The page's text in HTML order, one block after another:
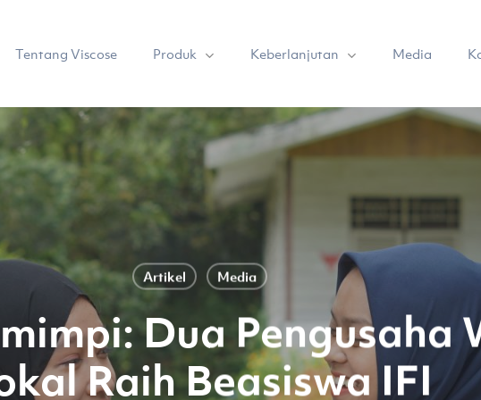
Tentang Viscose Produk Keberlanjutan Media
Artikel Media
Dua Pengusaha
Raih Beasiswa IFI